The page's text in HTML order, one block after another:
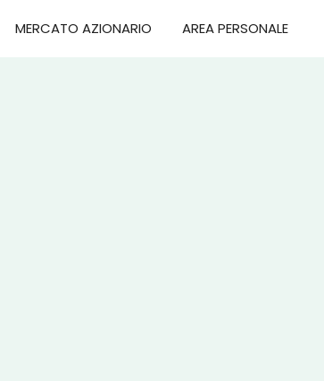
MERCATO AZIONARIO AREA PERSONALE